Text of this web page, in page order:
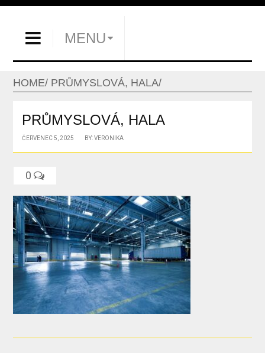
MENU
HOME PRŮMYSLOVÁ, HALA
PRŮMYSLOVÁ, HALA
ČERVENEC 5, 2025 BY: VERONIKA
0